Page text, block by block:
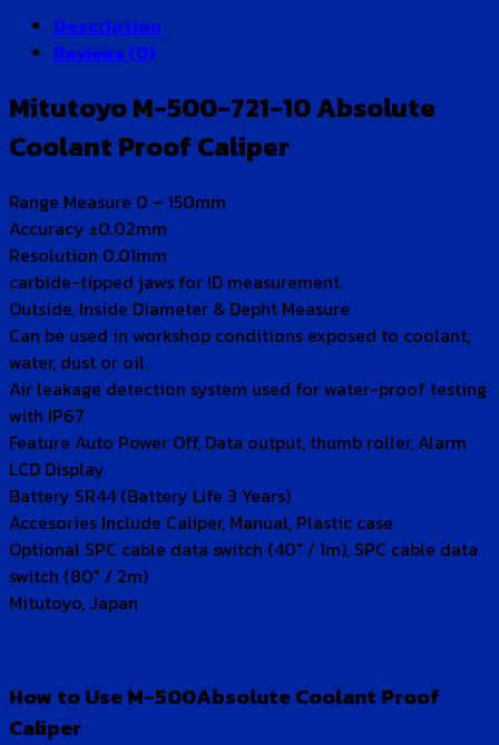
Description
Reviews (0)
Mitutoyo M-500-721-10 Absolute
Coolant Proof Caliper
Range Measure 0 – 150mm
Accuracy ±0.02mm
Resolution 0.01mm
carbide-tipped jaws for ID measurement
Outside, Inside Diameter & Depht Measure
Can be used in workshop conditions exposed to coolant,
water, dust or oil.
Air leakage detection system used for water-proof testing
with IP67
Feature Auto Power Off, Data output, thumb roller, Alarm
LCD Display
Battery SR44 (Battery Life 3 Years)
Accesories Include Caliper, Manual, Plastic case
Optional SPC cable data switch (40″ / 1m), SPC cable data
switch (80″ / 2m)
Mitutoyo, Japan
How to Use M-500Absolute Coolant Proof
Caliper